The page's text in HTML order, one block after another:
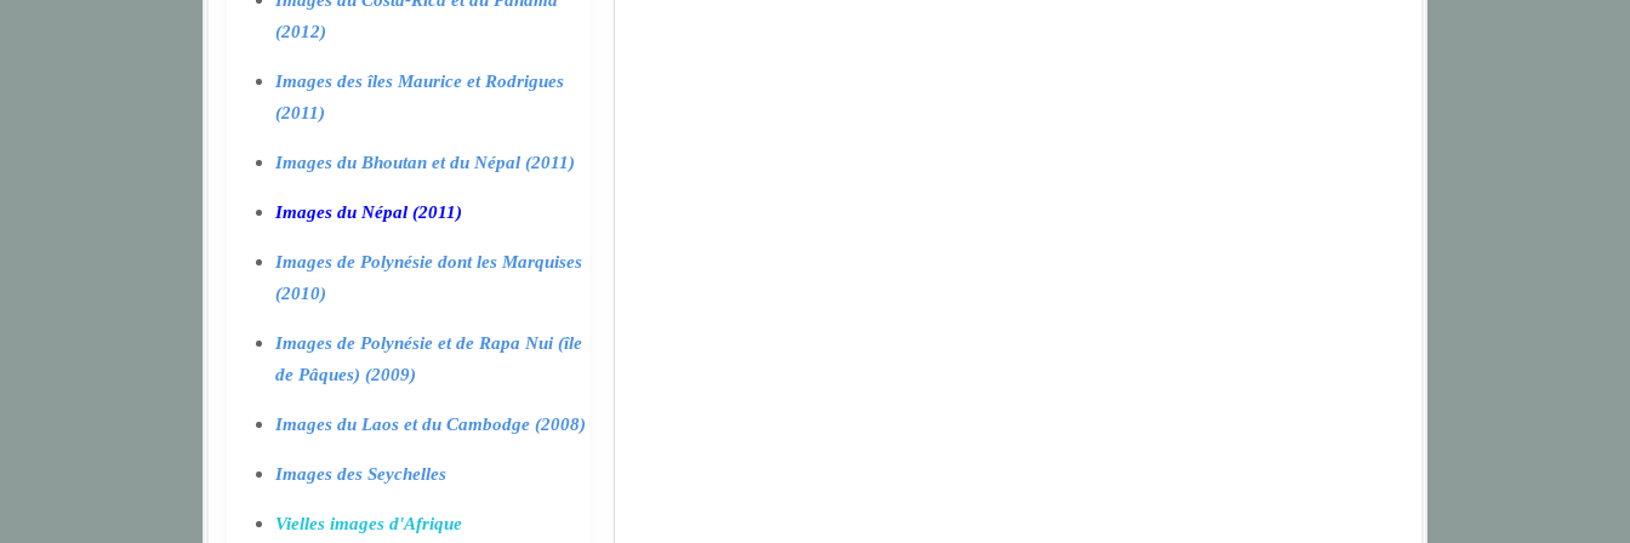
(2012)
Images des îles Maurice et Rodrigues
(2011)
Images du Bhoutan et du Népal (2011)
Images du Népal (2011)
Images de Polynésie dont les Marquises
(2010)
Images de Polynésie et de Rapa Nui (île
de Pâques) (2009)
Images du Laos et du Cambodge (2008)
Images des Seychelles
Vielles images d'Afrique